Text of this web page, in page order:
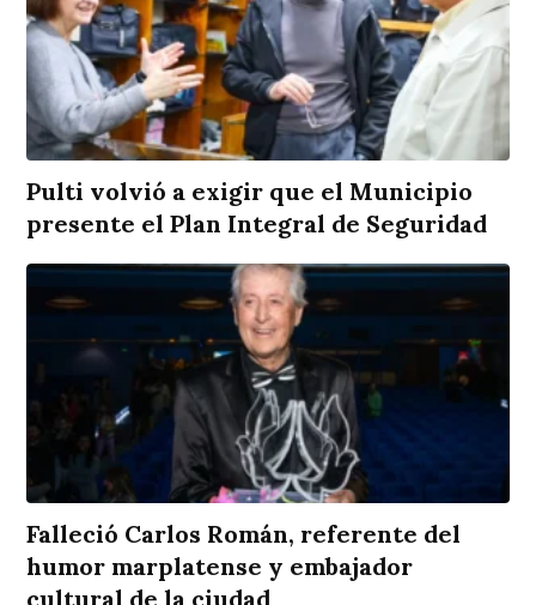
Pulti volvió a exigir que el Municipio
presente el Plan Integral de Seguridad
Falleció Carlos Román, referente del
humor marplatense y embajador
cultural de la ciudad